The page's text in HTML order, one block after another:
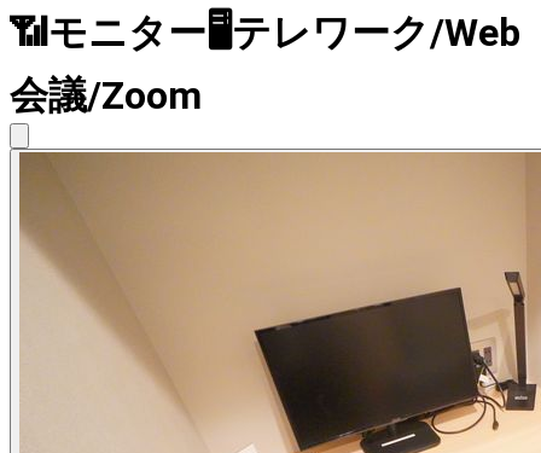
📶モニター🖥テレワーク/Web
会議/Zoom